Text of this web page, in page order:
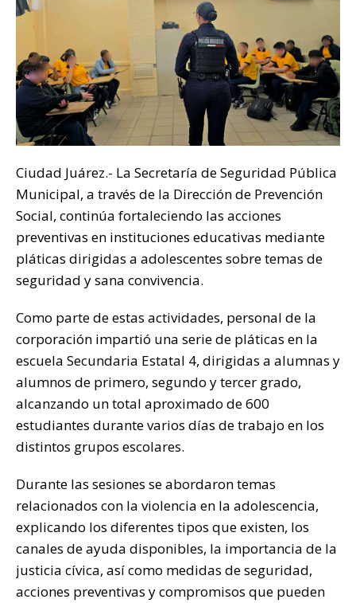
Ciudad Juárez.- La Secretaría de Seguridad Pública
Municipal, a través de la Dirección de Prevención
Social, continúa fortaleciendo las acciones
preventivas en instituciones educativas mediante
pláticas dirigidas a adolescentes sobre temas de
seguridad y sana convivencia.
Como parte de estas actividades, personal de la
corporación impartió una serie de pláticas en la
escuela Secundaria Estatal 4, dirigidas a alumnas y
alumnos de primero, segundo y tercer grado,
alcanzando un total aproximado de 600
estudiantes durante varios días de trabajo en los
distintos grupos escolares.
Durante las sesiones se abordaron temas
relacionados con la violencia en la adolescencia,
explicando los diferentes tipos que existen, los
canales de ayuda disponibles, la importancia de la
justicia cívica, así como medidas de seguridad,
acciones preventivas y compromisos que pueden